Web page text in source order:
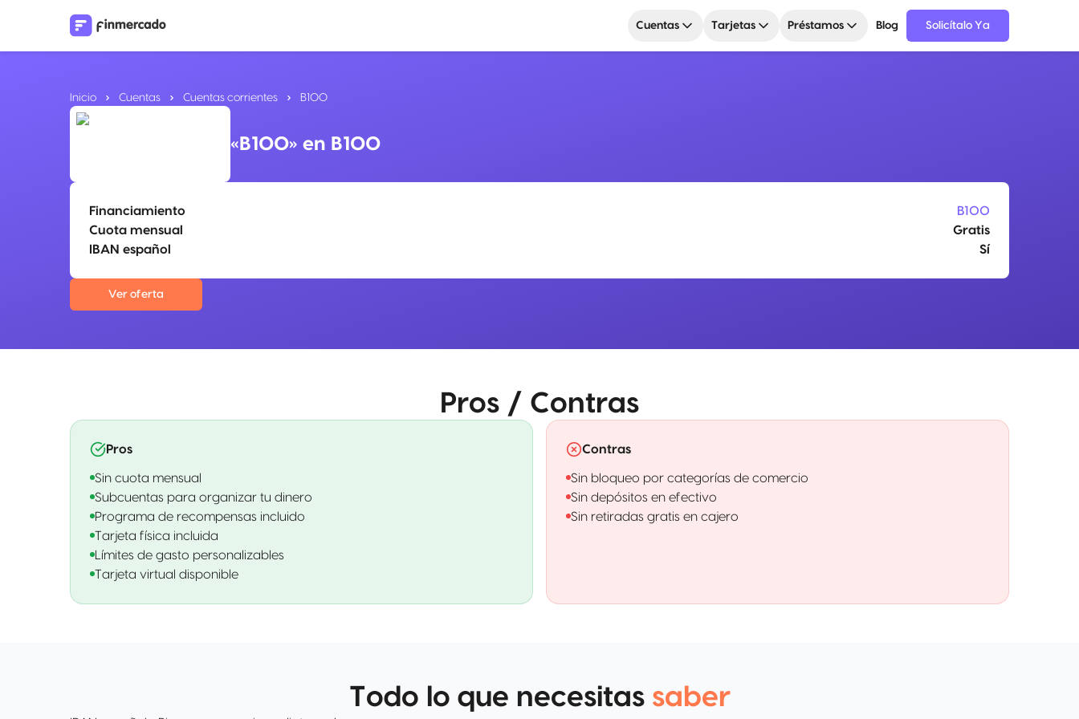
Cuentas Tarjetas Préstamos Blog Solicítalo Ya
Inicio Cuentas Cuentas corrientes B100
«B100» en B100
Financiamiento
B100
Cuota mensual
Gratis
IBAN español
Sí
Ver oferta
Pros / Contras
Pros
Sin cuota mensual
Subcuentas para organizar tu dinero
Programa de recompensas incluido
Tarjeta física incluida
Límites de gasto personalizables
Tarjeta virtual disponible
Contras
Sin bloqueo por categorías de comercio
Sin depósitos en efectivo
Sin retiradas gratis en cajero
Todo lo que necesitas saber